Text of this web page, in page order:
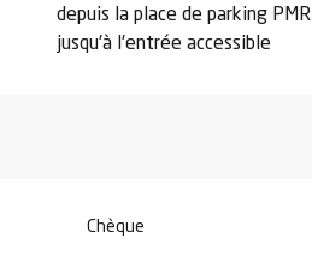
depuis la place de parking PMR
jusqu'à l'entrée accessible
Chèque